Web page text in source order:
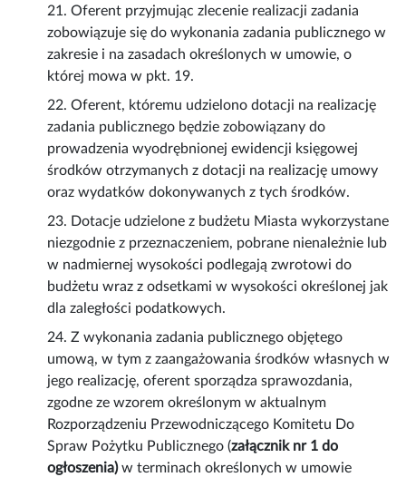
21. Oferent przyjmując zlecenie realizacji zadania
zobowiązuje się do wykonania zadania publicznego w
zakresie i na zasadach określonych w umowie, o
której mowa w pkt. 19.
22. Oferent, któremu udzielono dotacji na realizację
zadania publicznego będzie zobowiązany do
prowadzenia wyodrębnionej ewidencji księgowej
środków otrzymanych z dotacji na realizację umowy
oraz wydatków dokonywanych z tych środków.
23. Dotacje udzielone z budżetu Miasta wykorzystane
niezgodnie z przeznaczeniem, pobrane nienależnie lub
w nadmiernej wysokości podlegają zwrotowi do
budżetu wraz z odsetkami w wysokości określonej jak
dla zaległości podatkowych.
24. Z wykonania zadania publicznego objętego
umową, w tym z zaangażowania środków własnych w
jego realizację, oferent sporządza sprawozdania,
zgodne ze wzorem określonym w aktualnym
Rozporządzeniu Przewodniczącego Komitetu Do
Spraw Pożytku Publicznego (załącznik nr 1 do
ogłoszenia)w terminach określonych w umowie